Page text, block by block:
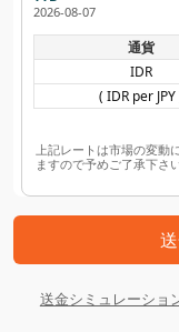
2026-08-07
通貨
IDR
( IDR per JPY
上記レートは市場の変動
ますので予めご了承下さい
送金シミュレーショ